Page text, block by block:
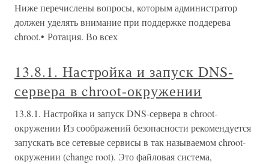
Ниже перечислены вопросы, которым администратор
должен уделять внимание при поддержке поддерева
chroot.• Ротация. Во всех
13.8.1. Настройка и запуск DNS-
сервера в chroot-окружении
13.8.1. Настройка и запуск DNS-сервера в chroot-
окружении Из соображений безопасности рекомендуется
запускать все сетевые сервисы в так называемом chroot-
окружении (change root). Это файловая система,